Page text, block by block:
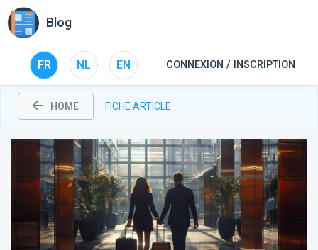
Blog
FR NL EN CONNEXION / INSCRIPTION
HOME FICHE ARTICLE